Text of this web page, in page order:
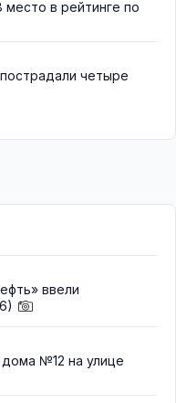
место в рейтинге по
четыре
ввели
№12 на улице